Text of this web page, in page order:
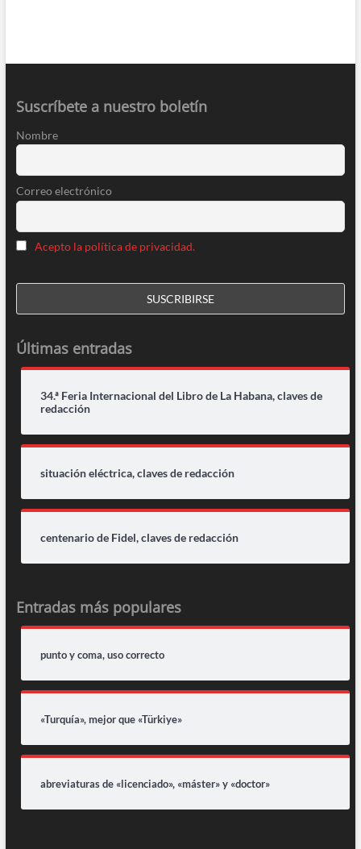
Suscríbete a nuestro boletín
Nombre
Correo electrónico
Acepto la política de privacidad.
Últimas entradas
34.ª Feria Internacional del Libro de La Habana, claves de
redacción
situación eléctrica, claves de redacción
centenario de Fidel, claves de redacción
Entradas más populares
punto y coma, uso correcto
«Turquía», mejor que «Türkiye»
abreviaturas de «licenciado», «máster» y «doctor»